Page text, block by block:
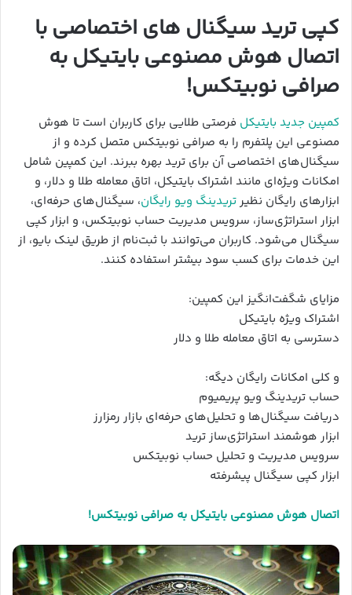
کپی ترید سیگنال های اختصاصی با
اتصال هوش مصنوعی بایتیکل به
صرافی نوبیتکس!
کمپین جدید بایتیکل فرصتی طلایی برای کاربران است تا هوش
مصنوعی این پلتفرم را به صرافی نوبیتکس متصل کرده و از
سیگنال‌های اختصاصی آن برای ترید بهره ببرند. این کمپین شامل
امکانات ویژه‌ای مانند اشتراک بایتیکل، اتاق معامله طلا و دلار، و
ابزارهای رایگان نظیرتریدینگ ویو رایگان، سیگنال‌های حرفه‌ای،
ابزار استراتژی‌ساز، سرویس مدیریت حساب نوبیتکس، و ابزار کپی
سیگنال می‌شود. کاربران می‌توانند با ثبت‌نام از طریق لینک بایو، از
این خدمات برای کسب سود بیشتر استفاده کنند.
مزایای شگفت‌انگیز این کمپین:
اشتراک ویژه بایتیکل
دسترسی به اتاق معامله طلا و دلار
و کلی امکانات رایگان دیگه:
حساب تریدینگ ویو پریمیوم
دریافت سیگنال‌ها و تحلیل‌های حرفه‌ای بازار رمزارز
ابزار هوشمند استراتژی‌ساز ترید
سرویس مدیریت و تحلیل حساب نوبیتکس
ابزار کپی سیگنال پیشرفته
اتصال هوش مصنوعی بایتیکل به صرافی نوبیتکس!